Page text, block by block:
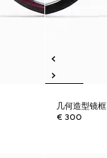
几何造型镜框
€ 300